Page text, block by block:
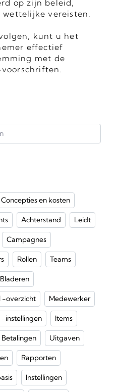
op zijn beleid,
wettelijke vereisten.
kunt u het
effectief
met de
Concepties en kosten
Achterstand Leidt
Campagnes
Rollen Teams
Bladeren
-overzicht Medewerker
-instellingen Items
Betalingen Uitgaven
Rapporten
Instellingen